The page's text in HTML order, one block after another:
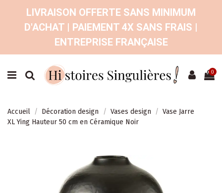
LIVRAISON OFFERTE SANS MINIMUM
D'ACHAT | PAIEMENT 4X SANS FRAIS |
ENTREPRISE FRANÇAISE
0
Accueil Décoration design Vases design
Vase Jarre
XL Ying Hauteur 50 cm en Céramique Noir